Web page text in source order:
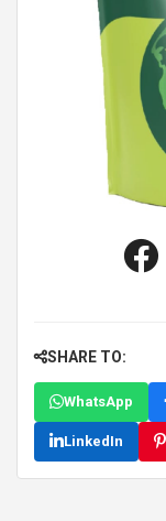
SHARE TO:
WhatsApp
LinkedIn